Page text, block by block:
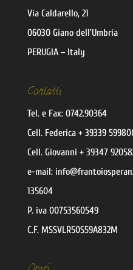
Via Caldarello, 21
06030 Giano dell’Umbria
PERUGIA – Italy
Contatti
Tel. e Fax: 0742.90364
Cell. Federica + 39339
Cell. Giovanni + 39347
e-mail: @ofni
135604
P. iva 00753560549
C.F. MSSVLR50S59A832M